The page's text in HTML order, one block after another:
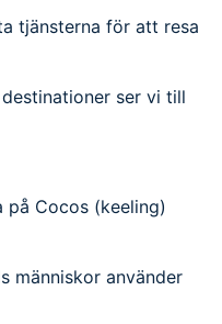
tjänsterna för att resa
ser vi till
Cocos (keeling)
människor använder